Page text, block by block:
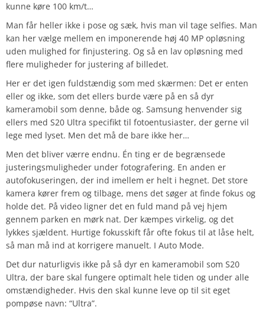
kunne køre 100 km/t…
Man får heller ikke i pose og sæk, hvis man vil tage selfies. Man
kan her vælge mellem en imponerende høj 40 MP opløsning
uden mulighed for finjustering. Og så en lav opløsning med
flere muligheder for justering af billedet.
Her er det igen fuldstændig som med skærmen: Det er enten
eller og ikke, som det ellers burde være på en så dyr
kameramobil som denne, både og. Samsung henvender sig
ellers med S20 Ultra specifikt til fotoentusiaster, der gerne vil
lege med lyset. Men det må de bare ikke her…
Men det bliver værre endnu. Én ting er de begrænsede
justeringsmuligheder under fotografering. En anden er
autofokuseringen, der ind imellem er helt i hegnet. Det store
kamera kører frem og tilbage, mens det søger at finde fokus og
holde det. På video ligner det en fuld mand på vej hjem
gennem parken en mørk nat. Der kæmpes virkelig, og det
lykkes sjældent. Hurtige fokusskift får ofte fokus til at låse helt,
så man må ind at korrigere manuelt. I Auto Mode.
Det dur naturligvis ikke på så dyr en kameramobil som S20
Ultra, der bare skal fungere optimalt hele tiden og under alle
omstændigheder. Hvis den skal kunne leve op til sit eget
pompøse navn: “Ultra”.